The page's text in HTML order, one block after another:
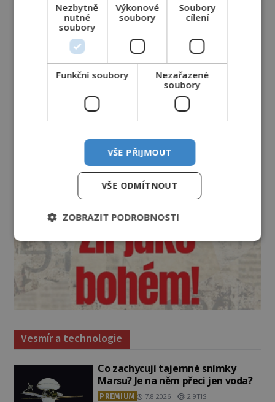
Vesmír a technologie
Co zachycují tajemné snímky
Marsu? Je na něm přeci jen voda?
PREMIUM 7.8.2026 2.9TIS
Nezbytně
nutné
soubory
Výkonové
soubory
Soubory
cílení
Funkční soubory
Nezařazené
soubory
VŠE PŘIJMOUT
VŠE ODMÍTNOUT
ZOBRAZIT PODROBNOSTI